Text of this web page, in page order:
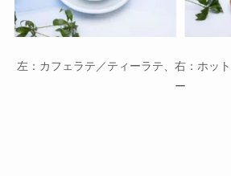
左：カフェラテ／ティーラテ、右：ホッ
ー